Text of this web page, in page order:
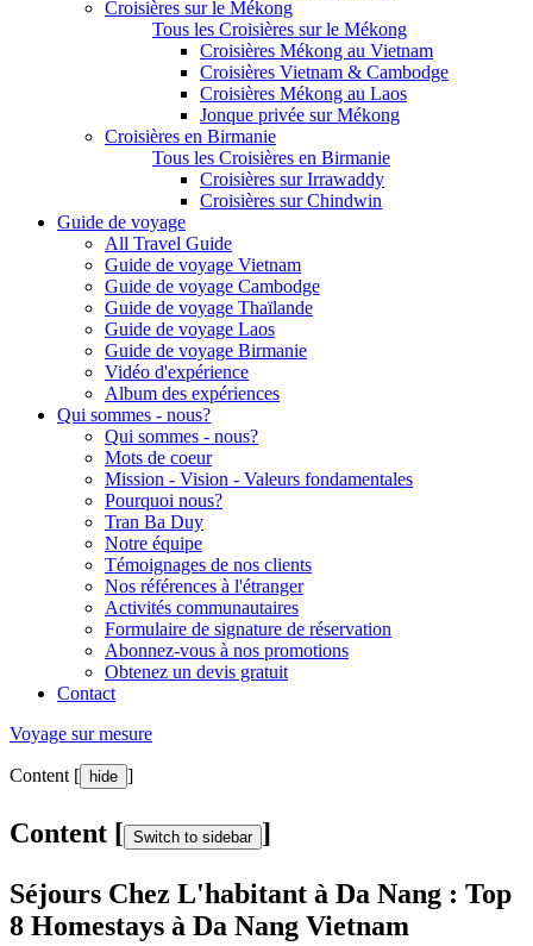
Croisières sur le Mékong
Tous les Croisières sur le Mékong
Croisières Mékong au Vietnam
Croisières Vietnam & Cambodge
Croisières Mékong au Laos
Jonque privée sur Mékong
Croisières en Birmanie
Tous les Croisières en Birmanie
Croisières sur Irrawaddy
Croisières sur Chindwin
Guide de voyage
All Travel Guide
Guide de voyage Vietnam
Guide de voyage Cambodge
Guide de voyage Thaïlande
Guide de voyage Laos
Guide de voyage Birmanie
Vidéo d'expérience
Album des expériences
Qui sommes - nous?
Qui sommes - nous?
Mots de coeur
Mission - Vision - Valeurs fondamentales
Pourquoi nous?
Tran Ba Duy
Notre équipe
Témoignages de nos clients
Nos références à l'étranger
Activités communautaires
Formulaire de signature de réservation
Abonnez-vous à nos promotions
Obtenez un devis gratuit
Contact
Voyage sur mesure
Content [ hide ]
Content [ Switch to sidebar ]
Séjours Chez L'habitant à Da Nang : Top
8 Homestays à Da Nang Vietnam